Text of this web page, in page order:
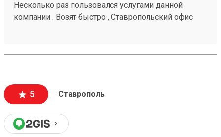
Несколько раз пользовался услугами данной
компании . Возят быстро , Ставропольский офис
поддержки все решается . Заказ № 260425670
5 Ставрополь